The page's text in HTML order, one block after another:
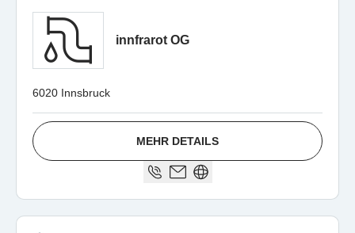
innfrarot OG
6020 Innsbruck
MEHR DETAILS